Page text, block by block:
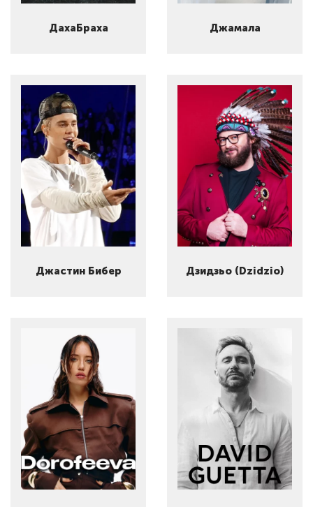
ДахаБраха Джамала
Джастин Бибер Дзидзьо (Dzidzio)